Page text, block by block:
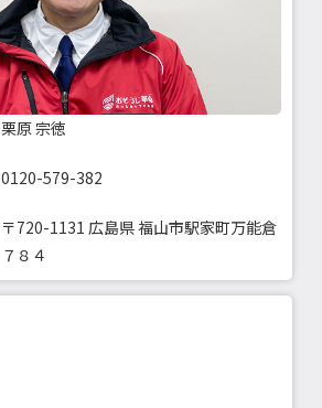
栗原 宗徳
0120-579-382
〒720-1131 広島県 福山市駅家町万能倉
７８４